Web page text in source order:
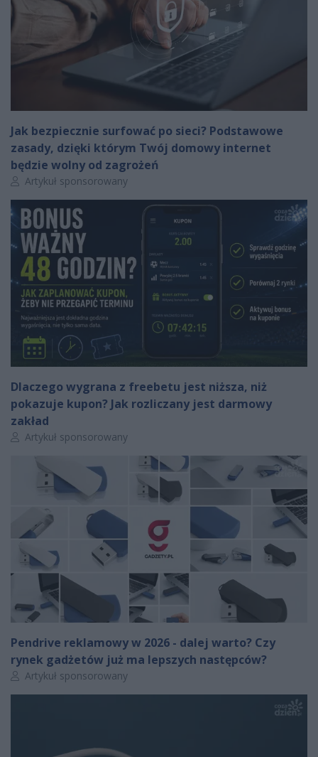
Jak bezpiecznie surfować po sieci? Podstawowe
zasady, dzięki którym Twój domowy internet
będzie wolny od zagrożeń
Autor artykułu:
Artykuł sponsorowany
Dlaczego wygrana z freebetu jest niższa, niż
pokazuje kupon? Jak rozliczany jest darmowy
zakład
Autor artykułu:
Artykuł sponsorowany
Pendrive reklamowy w 2026 - dalej warto? Czy
rynek gadżetów już ma lepszych następców?
Autor artykułu:
Artykuł sponsorowany